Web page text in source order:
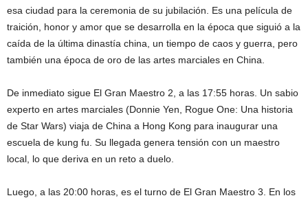
esa ciudad para la ceremonia de su jubilación. Es una película de
traición, honor y amor que se desarrolla en la época que siguió a la
caída de la última dinastía china, un tiempo de caos y guerra, pero
también una época de oro de las artes marciales en China.
De inmediato sigue El Gran Maestro 2, a las 17:55 horas. Un sabio
experto en artes marciales (Donnie Yen, Rogue One: Una historia
de Star Wars) viaja de China a Hong Kong para inaugurar una
escuela de kung fu. Su llegada genera tensión con un maestro
local, lo que deriva en un reto a duelo.
Luego, a las 20:00 horas, es el turno de El Gran Maestro 3. En los